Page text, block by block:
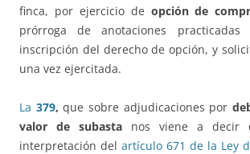
finca, por ejercicio de opción de
prórroga de anotaciones practicadas
inscripción del derecho de opción, y
una vez ejercitada.
La 379,que sobre adjudicaciones por
valor de subasta nos viene a decir
interpretación del artículo 671 de la Ley